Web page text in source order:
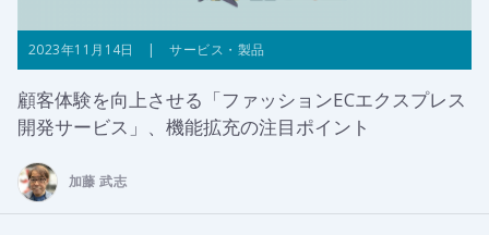
2023年11月14日 | サービス・製品
顧客体験を向上させる「ファッションECエクスプレス
開発サービス」、機能拡充の注目ポイント
加藤 武志